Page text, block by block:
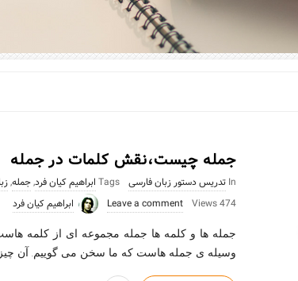
جمله چیست،نقش کلمات در جمله
In تدریس دستور زبان فارسی Tags ابراهیم کیان فرد,جمله,
474 Views
Leave a comment ابراهیم کیان فرد
جمله ها و کلمه ها جمله مجموعه ای از کلمه
وسیله ی جمله هاست که ما سخن می گوییم. آن